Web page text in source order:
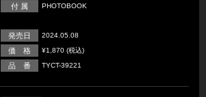
付 属 PHOTOBOOK
発売日 2024.05.08
価 格 ¥1,870 (税込)
品 番 TYCT-39221